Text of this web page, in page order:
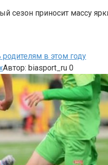
сезон приносит массу
в этом году
Автор: biasport_ru 0